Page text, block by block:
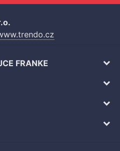
FRANKE